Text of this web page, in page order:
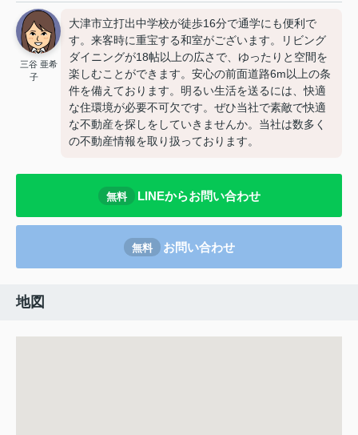
三谷 亜希
子
大津市立打出中学校が徒歩16分で通学にも便利で
す。来客時に重宝する和室がございます。リビング
ダイニングが18帖以上の広さで、ゆったりと空間を
楽しむことができます。安心の前面道路6m以上の条
件を備えております。明るい生活を送るには、快適
な住環境が必要不可欠です。ぜひ当社で素敵で快適
な不動産を探しをしていきませんか。当社は数多く
の不動産情報を取り扱っております。
無料 LINEからお問い合わせ
無料 お問い合わせ
地図